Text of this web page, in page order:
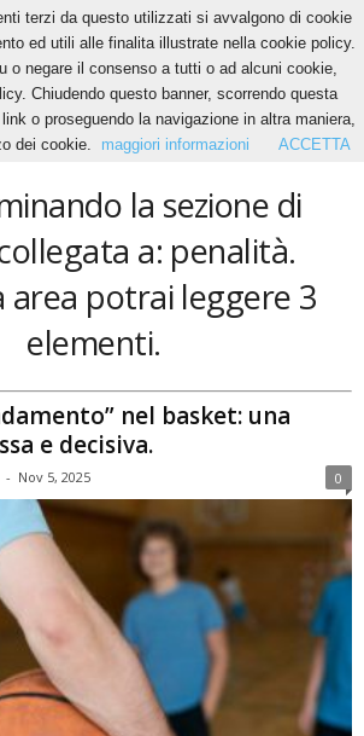
la sezione di
a: penalità.
area potrai leggere 3
elementi.
nel basket: una
e decisiva.
- Nov 5, 2025 0
terzi da questo utilizzati si avvalgono di cookie
ed utili alle finalita illustrate nella cookie policy.
o negare il consenso a tutti o ad alcuni cookie,
Chiudendo questo banner, scorrendo questa
o proseguendo la navigazione in altra maniera,
dei cookie.
maggiori informazioni ACCETTA